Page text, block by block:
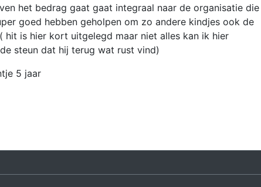
het bedrag gaat gaat integraal naar de organisatie die
goed hebben geholpen om zo andere kindjes ook de
hit is hier kort uitgelegd maar niet alles kan ik hier
steun dat hij terug wat rust vind)
5 jaar